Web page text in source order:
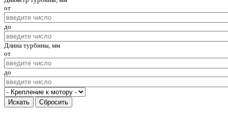
от
до
Длина турбины, мм
от
до